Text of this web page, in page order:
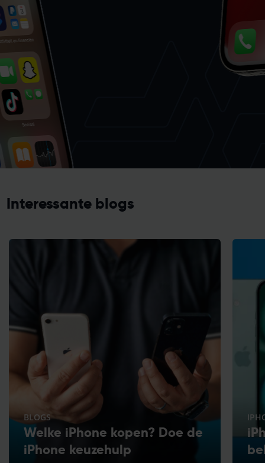
Interessante blogs
BLOGS
Welke iPhone kopen? Doe de
iPhone keuzehulp